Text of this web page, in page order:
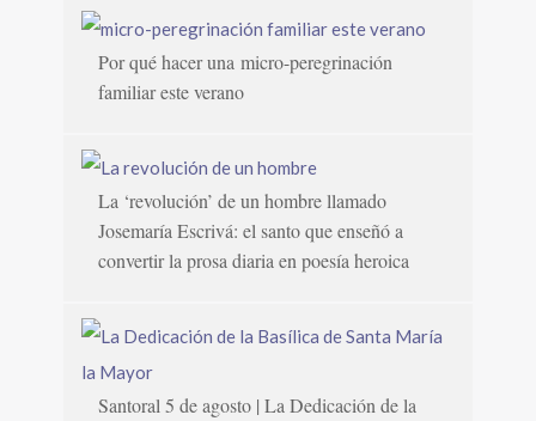
Por qué hacer una micro-peregrinación
familiar este verano
La ‘revolución’ de un hombre llamado
Josemaría Escrivá: el santo que enseñó a
convertir la prosa diaria en poesía heroica
Santoral 5 de agosto | La Dedicación de la